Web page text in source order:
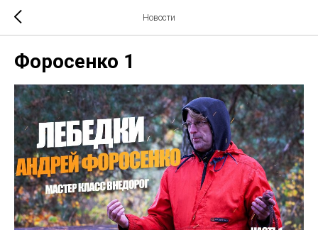
Новости
Форосенко 1